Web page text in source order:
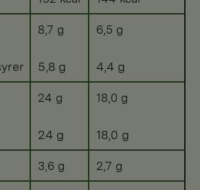
8,7 g
5,8 g
6,5 g
4,4 g
24 g
24 g
18,0 g
18,0 g
3,6 g 2,7 g